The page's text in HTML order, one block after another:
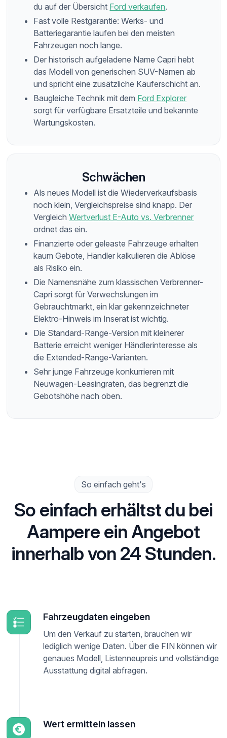
du auf der Übersicht Ford verkaufen.
Fast volle Restgarantie: Werks- und
Batteriegarantie laufen bei den meisten
Fahrzeugen noch lange.
Der historisch aufgeladene Name Capri hebt
das Modell von generischen SUV-Namen ab
und spricht eine zusätzliche Käuferschicht an.
Baugleiche Technik mit dem Ford Explorer
sorgt für verfügbare Ersatzteile und bekannte
Wartungskosten.
Schwächen
Als neues Modell ist die Wiederverkaufsbasis
noch klein, Vergleichspreise sind knapp. Der
VergleichWertverlust E-Auto vs. Verbrenner
ordnet das ein.
Finanzierte oder geleaste Fahrzeuge erhalten
kaum Gebote, Händler kalkulieren die Ablöse
als Risiko ein.
Die Namensnähe zum klassischen Verbrenner-
Capri sorgt für Verwechslungen im
Gebrauchtmarkt, ein klar gekennzeichneter
Elektro-Hinweis im Inserat ist wichtig.
Die Standard-Range-Version mit kleinerer
Batterie erreicht weniger Händlerinteresse als
die Extended-Range-Varianten.
Sehr junge Fahrzeuge konkurrieren mit
Neuwagen-Leasingraten, das begrenzt die
Gebotshöhe nach oben.
So einfach geht's
So einfach erhältst du bei
Aampere ein Angebot
innerhalb von 24 Stunden.
Fahrzeugdaten eingeben
Um den Verkauf zu starten, brauchen wir
lediglich wenige Daten. Über die FIN können wir
genaues Modell, Listenneupreis und vollständige
Ausstattung digital abfragen.
Wert ermitteln lassen